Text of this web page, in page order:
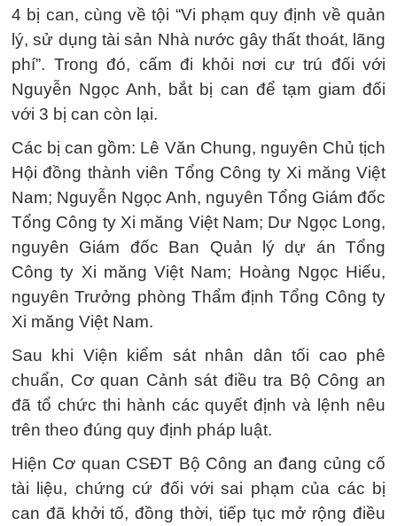
4 bị can, cùng về tội “Vi phạm quy định về quản
lý, sử dụng tài sản Nhà nước gây thất thoát, lãng
phí”. Trong đó, cấm đi khỏi nơi cư trú đối với
Nguyễn Ngọc Anh, bắt bị can để tạm giam đối
với 3 bị can còn lại.
Các bị can gồm: Lê Văn Chung, nguyên Chủ tịch
Hội đồng thành viên Tổng Công ty Xi măng Việt
Nam; Nguyễn Ngọc Anh, nguyên Tổng Giám đốc
Tổng Công ty Xi măng Việt Nam; Dư Ngọc Long,
nguyên Giám đốc Ban Quản lý dự án Tổng
Công ty Xi măng Việt Nam; Hoàng Ngọc Hiếu,
nguyên Trưởng phòng Thẩm định Tổng Công ty
Xi măng Việt Nam.
Sau khi Viện kiểm sát nhân dân tối cao phê
chuẩn, Cơ quan Cảnh sát điều tra Bộ Công an
đã tổ chức thi hành các quyết định và lệnh nêu
trên theo đúng quy định pháp luật.
Hiện Cơ quan CSĐT Bộ Công an đang củng cố
tài liệu, chứng cứ đối với sai phạm của các bị
can đã khởi tố, đồng thời, tiếp tục mở rộng điều